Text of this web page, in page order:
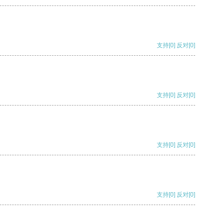
支持[0] 反对[0]
支持[0] 反对[0]
支持[0] 反对[0]
支持[0] 反对[0]